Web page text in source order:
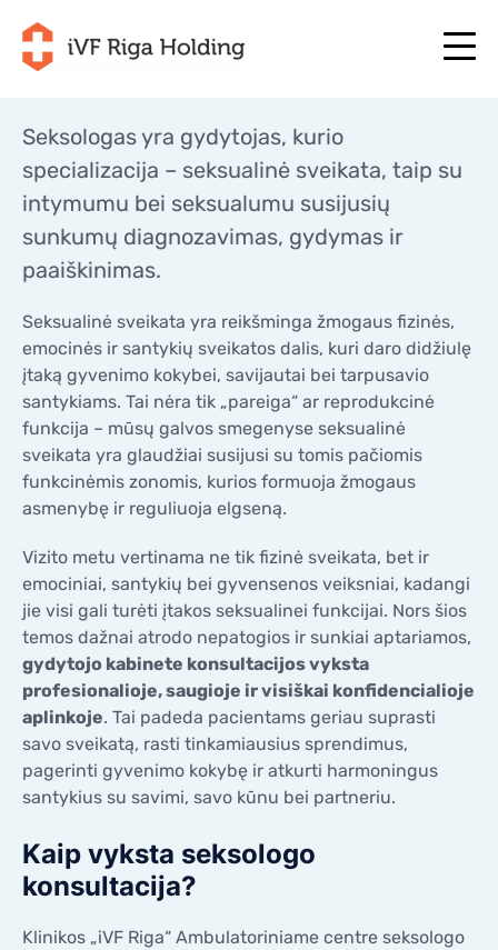
LT
+371 67 111 117
+371 25 641 022
APIE MUS
JŪSŲ PROGRAMA
PRADĖKITE DABAR!
NAUDINGI STRAIPSNIAI
KAINOS
KONTAKTAI
LT
LV
EN
RU
SE
NO
+371 67 111 117
+371 25 641 022
APIE MUS
GYDYMAS
JŪSŲ PROGRAMA
PRADĖKITE DABAR!
NAUDINGI STRAIPSNIAI
Seksologas yra gydytojas, kurio
specializacija – seksualinė sveikata, taip su
intymumu bei seksualumu susijusių
sunkumų diagnozavimas, gydymas ir
paaiškinimas.
Seksualinė sveikata yra reikšminga žmogaus fizinės,
emocinės ir santykių sveikatos dalis, kuri daro didžiulę
įtaką gyvenimo kokybei, savijautai bei tarpusavio
santykiams. Tai nėra tik „pareiga“ ar reprodukcinė
funkcija – mūsų galvos smegenyse seksualinė
sveikata yra glaudžiai susijusi su tomis pačiomis
funkcinėmis zonomis, kurios formuoja žmogaus
asmenybę ir reguliuoja elgseną.
Vizito metu vertinama ne tik fizinė sveikata, bet ir
emociniai, santykių bei gyvensenos veiksniai, kadangi
jie visi gali turėti įtakos seksualinei funkcijai. Nors šios
temos dažnai atrodo nepatogios ir sunkiai aptariamos,
gydytojo kabinete konsultacijos vyksta
profesionalioje, saugioje ir visiškai konfidencialioje
aplinkoje. Tai padeda pacientams geriau suprasti
savo sveikatą, rasti tinkamiausius sprendimus,
pagerinti gyvenimo kokybę ir atkurti harmoningus
santykius su savimi, savo kūnu bei partneriu.
Kaip vyksta seksologo
konsultacija?
Klinikos „iVF Riga“ Ambulatoriniame centre seksologo